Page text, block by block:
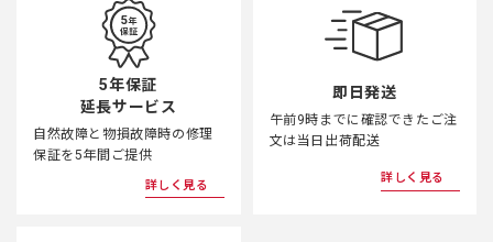
5年保証
延長サービス
自然故障と物損故障時の修理
保証を5年間ご提供
詳しく見る
即日発送
午前9時までに確認できたご注
文は当日出荷配送
詳しく見る